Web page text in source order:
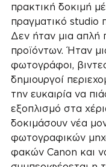
πρακτική δοκιμή
πραγματικό studio
Δεν ήταν μια απλή
προϊόντων. Ήταν
φωτογράφοι,
δημιουργοί
την ευκαιρία να
εξοπλισμό στα
δοκιμάσουν νέα
φωτογραφικών
φακών Canon και